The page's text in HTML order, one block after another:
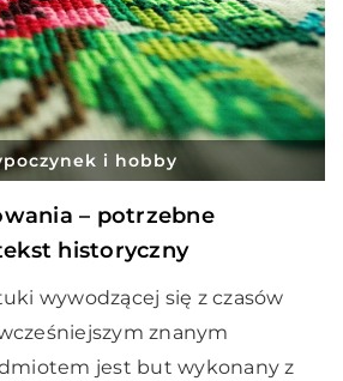
i hobby
– potrzebne
historyczny
wywodzącej się z czasów
znanym
jest but wykonany z